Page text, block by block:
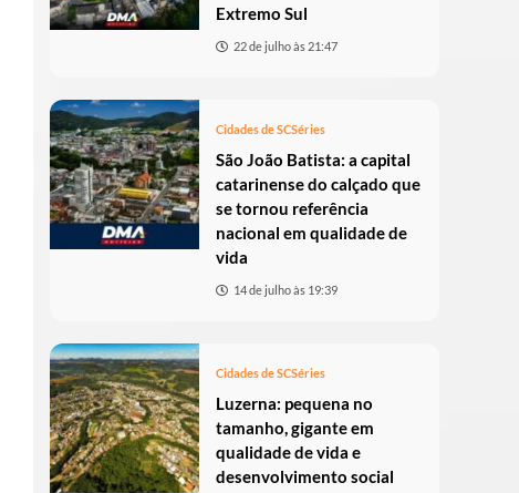
Extremo Sul
22 de julho às 21:47
Cidades de SCSéries
São João Batista: a capital
catarinense do calçado que
se tornou referência
nacional em qualidade de
vida
14 de julho às 19:39
Cidades de SCSéries
Luzerna: pequena no
tamanho, gigante em
qualidade de vida e
desenvolvimento social